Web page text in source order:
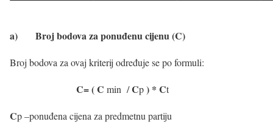
a) Broj bodova za ponuđenu cijenu (C)
Broj bodova za ovaj kriterij određuje se po formuli:
C= ( C min /Cp) * Ct
Cp –ponuđena cijena za predmetnu partiju